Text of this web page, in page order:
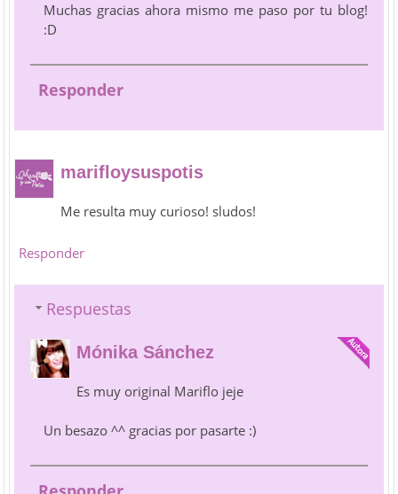
Muchas gracias ahora mismo me paso por tu blog!
:D
Responder
marifloysuspotis
Me resulta muy curioso! sludos!
Responder
Respuestas
Mónika Sánchez
Es muy original Mariflo jeje
Un besazo ^^ gracias por pasarte :)